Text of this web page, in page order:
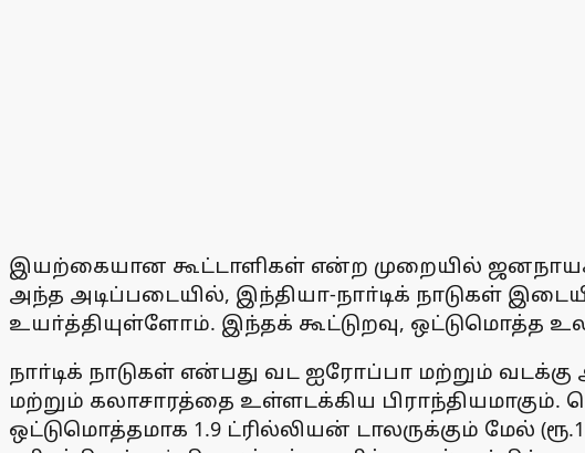
இயற்கையான கூட்டாளிகள் என்ற முறையில்
அந்த அடிப்படையில், இந்தியா-நாா்டிக் நாடுகள்
உயா்த்தியுள்ளோம். இந்தக் கூட்டுறவு, ஒட்டுமொத்த
நாா்டிக் நாடுகள் என்பது வட ஐரோப்பா மற்றும்
மற்றும் கலாசாரத்தை உள்ளடக்கிய பிராந்தியமாகும்.
ஒட்டுமொத்தமாக 1.9 ட்ரில்லியன் டாலருக்கும் மேல்